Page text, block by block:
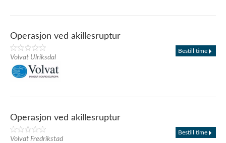
Operasjon ved akillesruptur
Volvat Ulriksdal
Bestill time
Operasjon ved akillesruptur
Volvat Fredrikstad
Bestill time